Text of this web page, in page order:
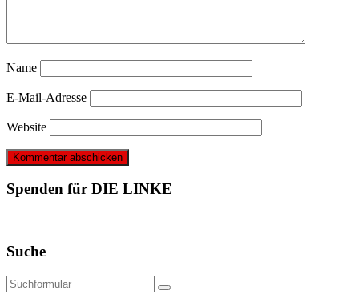
Name
E-Mail-Adresse
Website
Spenden für DIE LINKE
Suche